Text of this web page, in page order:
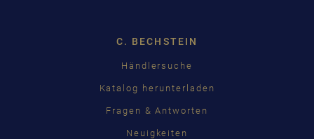
C. BECHSTEIN
Händlersuche
Katalog herunterladen
Fragen & Antworten
Neuigkeiten